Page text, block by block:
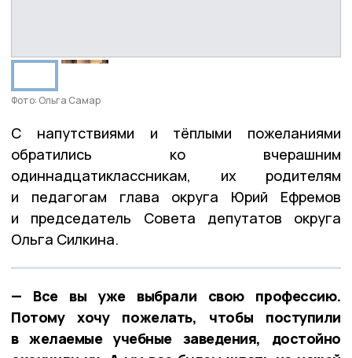
Фото: Ольга Самар
С напутствиями и тёплыми пожеланиями
обратились ко вчерашним
одиннадцатиклассникам, их родителям
и педагогам глава округа Юрий Ефремов
и председатель Совета депутатов округа
Ольга Силкина.
— Все вы уже выбрали свою профессию.
Потому хочу пожелать, чтобы поступили
в желаемые учебные заведения, достойно